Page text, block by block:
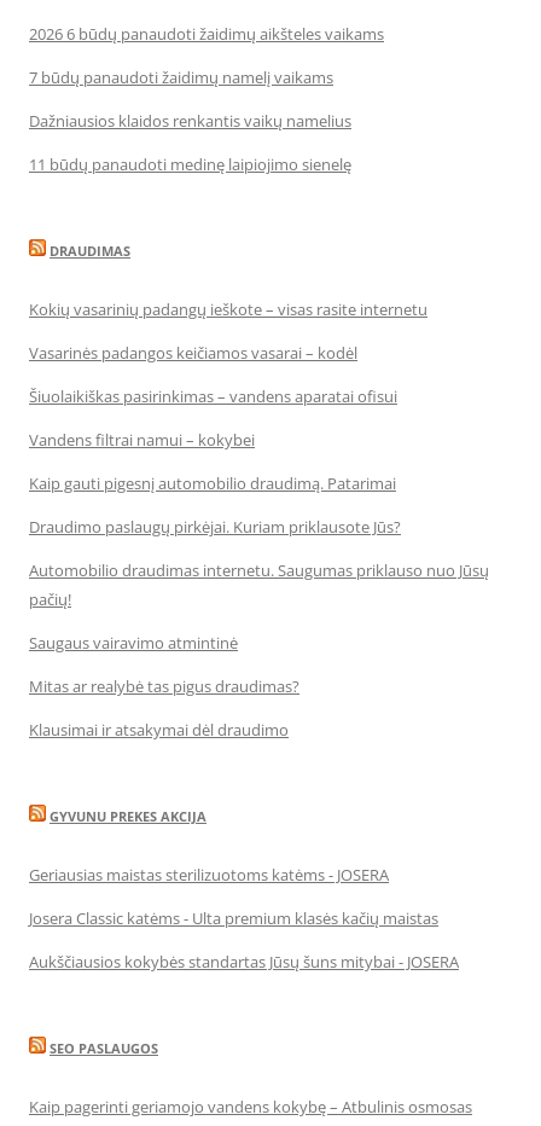
2026 6 būdų panaudoti žaidimų aikšteles vaikams
7 būdų panaudoti žaidimų namelį vaikams
Dažniausios klaidos renkantis vaikų namelius
11 būdų panaudoti medinę laipiojimo sienelę
DRAUDIMAS
Kokių vasarinių padangų ieškote – visas rasite internetu
Vasarinės padangos keičiamos vasarai – kodėl
Šiuolaikiškas pasirinkimas – vandens aparatai ofisui
Vandens filtrai namui – kokybei
Kaip gauti pigesnį automobilio draudimą. Patarimai
Draudimo paslaugų pirkėjai. Kuriam priklausote Jūs?
Automobilio draudimas internetu. Saugumas priklauso nuo Jūsų
pačių!
Saugaus vairavimo atmintinė
Mitas ar realybė tas pigus draudimas?
Klausimai ir atsakymai dėl draudimo
GYVUNU PREKES AKCIJA
Geriausias maistas sterilizuotoms katėms - JOSERA
Josera Classic katėms - Ulta premium klasės kačių maistas
Aukščiausios kokybės standartas Jūsų šuns mitybai - JOSERA
SEO PASLAUGOS
Kaip pagerinti geriamojo vandens kokybę – Atbulinis osmosas